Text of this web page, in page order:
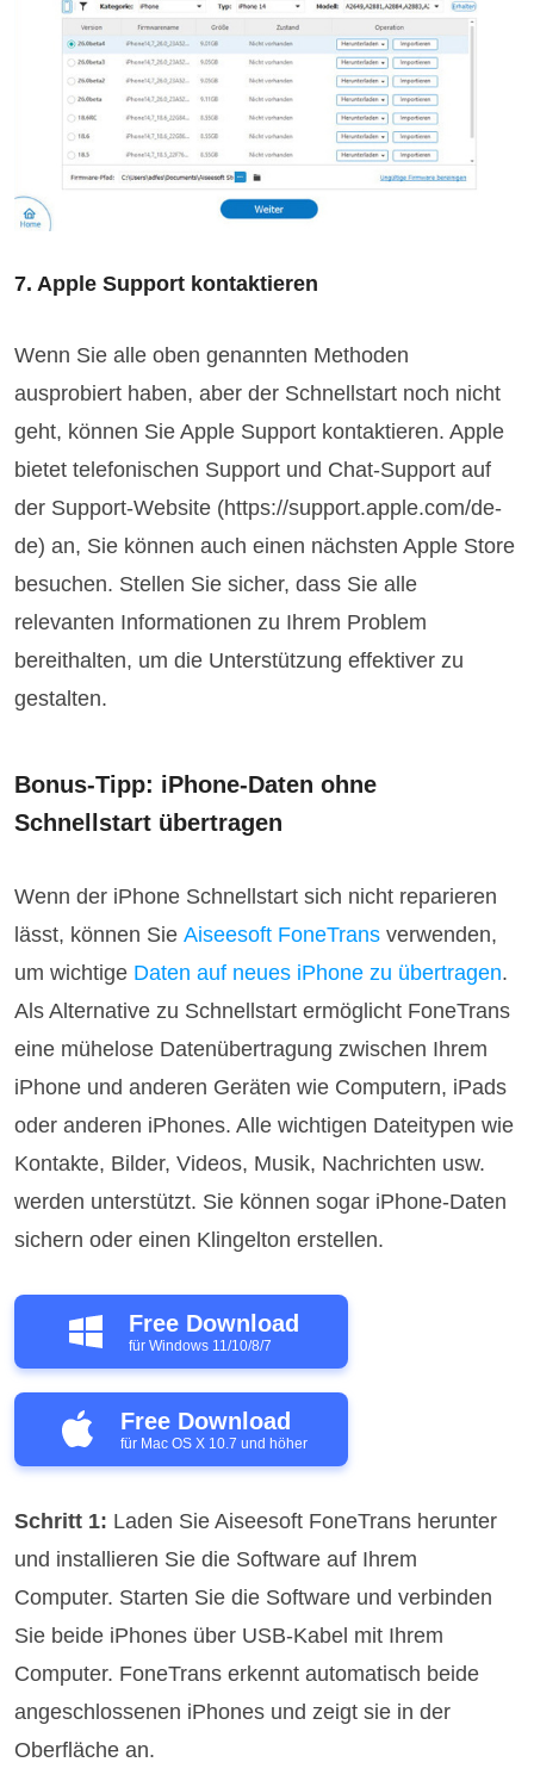
7. Apple Support kontaktieren
Wenn Sie alle oben genannten Methoden
ausprobiert haben, aber der Schnellstart noch nicht
geht, können Sie Apple Support kontaktieren. Apple
bietet telefonischen Support und Chat-Support auf
der Support-Website (https://support.apple.com/de-
de) an, Sie können auch einen nächsten Apple Store
besuchen. Stellen Sie sicher, dass Sie alle
relevanten Informationen zu Ihrem Problem
bereithalten, um die Unterstützung effektiver zu
gestalten.
Bonus-Tipp: iPhone-Daten ohne
Schnellstart übertragen
Wenn der iPhone Schnellstart sich nicht reparieren
lässt, können SieAiseesoft FoneTrans verwenden,
um wichtige Daten auf neues iPhone zu übertragen.
Als Alternative zu Schnellstart ermöglicht FoneTrans
eine mühelose Datenübertragung zwischen Ihrem
iPhone und anderen Geräten wie Computern, iPads
oder anderen iPhones. Alle wichtigen Dateitypen wie
Kontakte, Bilder, Videos, Musik, Nachrichten usw.
werden unterstützt. Sie können sogar iPhone-Daten
sichern oder einen Klingelton erstellen.
Free Download
für Windows 11/10/8/7
Free Download
für Mac OS X 10.7 und höher
Schritt 1: Laden Sie Aiseesoft FoneTrans herunter
und installieren Sie die Software auf Ihrem
Computer. Starten Sie die Software und verbinden
Sie beide iPhones über USB-Kabel mit Ihrem
Computer. FoneTrans erkennt automatisch beide
angeschlossenen iPhones und zeigt sie in der
Oberfläche an.